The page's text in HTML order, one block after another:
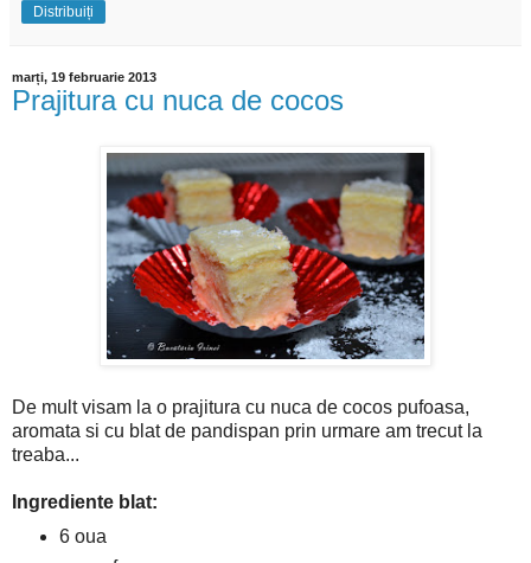
Distribuiți
marți, 19 februarie 2013
Prajitura cu nuca de cocos
De mult visam la o prajitura cu nuca de cocos pufoasa,
aromata si cu blat de pandispan prin urmare am trecut la
treaba...
Ingrediente blat:
6 oua